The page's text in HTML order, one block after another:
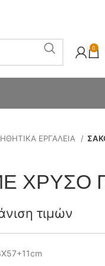
0
ΕΡΓΑΛΕΙΑ
ΧΡΥΣΟ
τιμών